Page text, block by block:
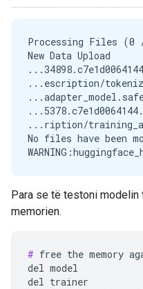
Processing Files
New Data
...escription/
...ription/
No files have been
Para se të testoni modelin
memorien.
# free the memory
del model
del trainer